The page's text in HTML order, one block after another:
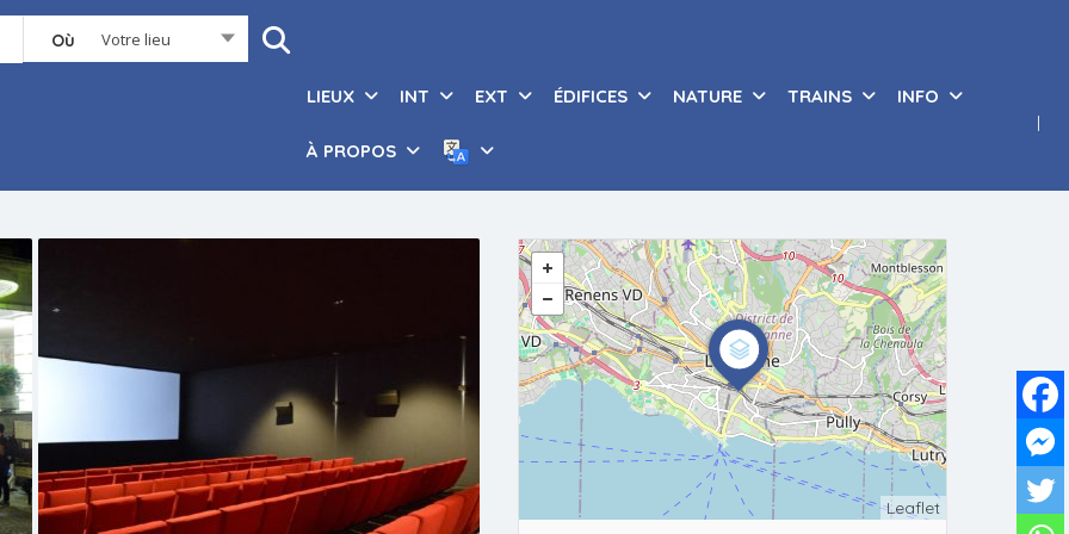
Où Votre lieu
LIEUX INT EXT ÉDIFICES NATURE TRAINS INFO
À PROPOS
Leaflet